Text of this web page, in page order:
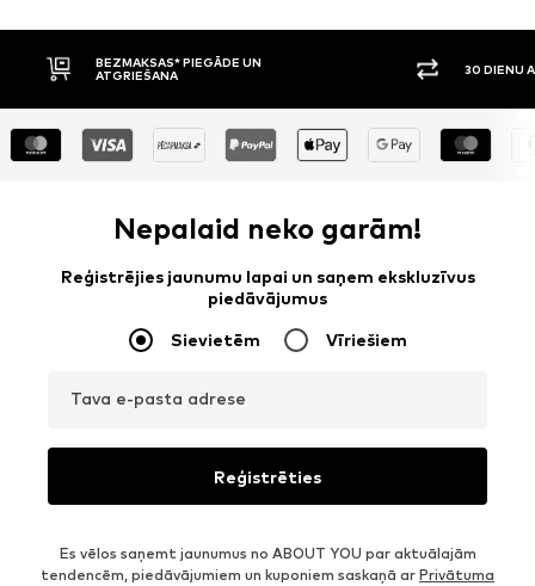
BEZMAKSAS* PIEGĀDE UN
ATGRIEŠANA
30 DIENU ATGRIEŠANAS
Nepalaid neko garām!
Reģistrējies jaunumu lapai un saņem ekskluzīvus
piedāvājumus
Sievietēm Vīriešiem
Tava e-pasta adrese
Reģistrēties
Es vēlos saņemt jaunumus no ABOUT YOU par aktuālajām
tendencēm, piedāvājumiem un kuponiem saskaņā ar Privātuma